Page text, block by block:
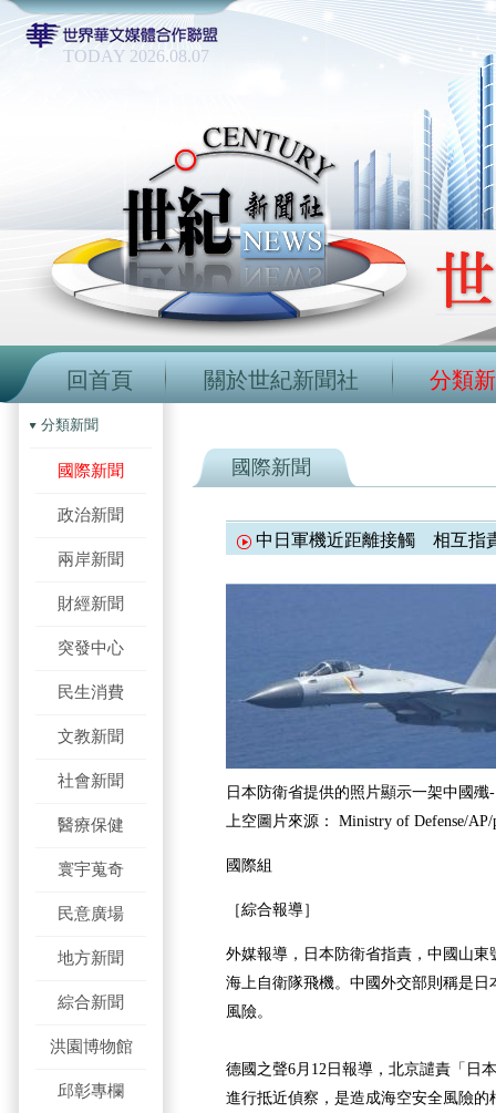
TODAY 2026.08.07
回首頁 關於世紀新聞社 分類
分類新聞
國際新聞
政治新聞
兩岸新聞
財經新聞
突發中心
民生消費
文教新聞
社會新聞
醫療保健
寰宇蒐奇
民意廣場
地方新聞
綜合新聞
洪園博物館
邱彰專欄
國際新聞
中日軍機近距離接觸 相互指
日本防衛省提供的照片顯示一架中國殲
上空圖片來源： Ministry of Defense/AP/
國際組
［綜合報導］
外媒報導，日本防衛省指責，中國山
海上自衛隊飛機。中國外交部則稱是
風險。
德國之聲6月12日報導，北京譴責「日
進行抵近偵察，是造成海空安全風險